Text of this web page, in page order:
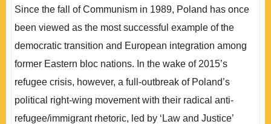
Since the fall of Communism in 1989, Poland has once
been viewed as the most successful example of the
democratic transition and European integration among
former Eastern bloc nations. In the wake of 2015’s
refugee crisis, however, a full-outbreak of Poland’s
political right-wing movement with their radical anti-
refugee/immigrant rhetoric, led by ‘Law and Justice’